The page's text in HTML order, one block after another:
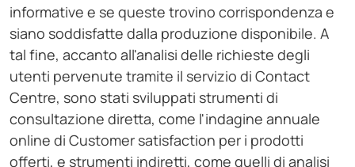
informative e se queste trovino corrispondenza e
siano soddisfatte dalla produzione disponibile. A
tal fine, accanto all'analisi delle richieste degli
utenti pervenute tramite il servizio di Contact
Centre, sono stati sviluppati strumenti di
consultazione diretta, come l'indagine annuale
online di Customer satisfaction per i prodotti
offerti, e strumenti indiretti, come quelli di analisi